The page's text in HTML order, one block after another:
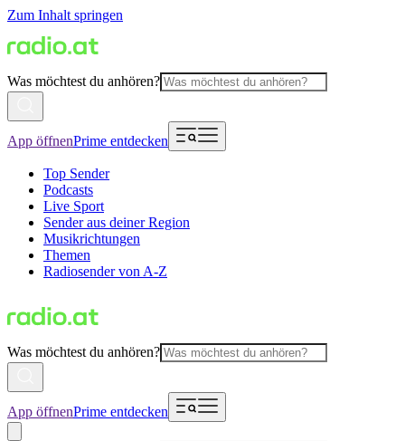
Zum Inhalt springen
Was möchtest du anhören?
App öffnenPrime entdecken
Top Sender
Podcasts
Live Sport
Sender aus deiner Region
Musikrichtungen
Themen
Radiosender von A-Z
Was möchtest du anhören?
App öffnenPrime entdecken